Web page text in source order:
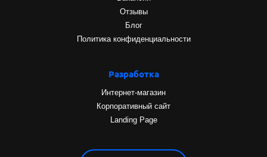
Отзывы
Блог
Политика конфиденциальности
Разработка
Интернет-магазин
Корпоративный сайт
Landing Page